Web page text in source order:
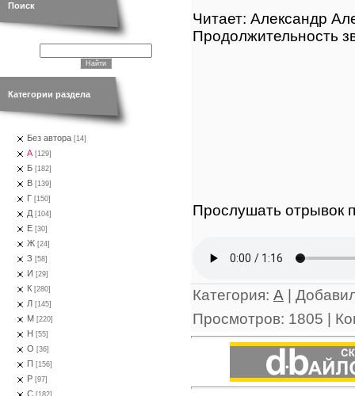
Поиск
Категории раздела
Без автора [14]
А [129]
Б [182]
В [139]
Г [150]
Д [104]
Е [30]
Ж [24]
З [58]
И [29]
К [280]
Л [145]
М [220]
Н [55]
О [36]
П [156]
Р [97]
С [182]
Читает: Александр
Продолжительность
Прослушать отрывок
Категория: А |
Просмотров: 1805 |